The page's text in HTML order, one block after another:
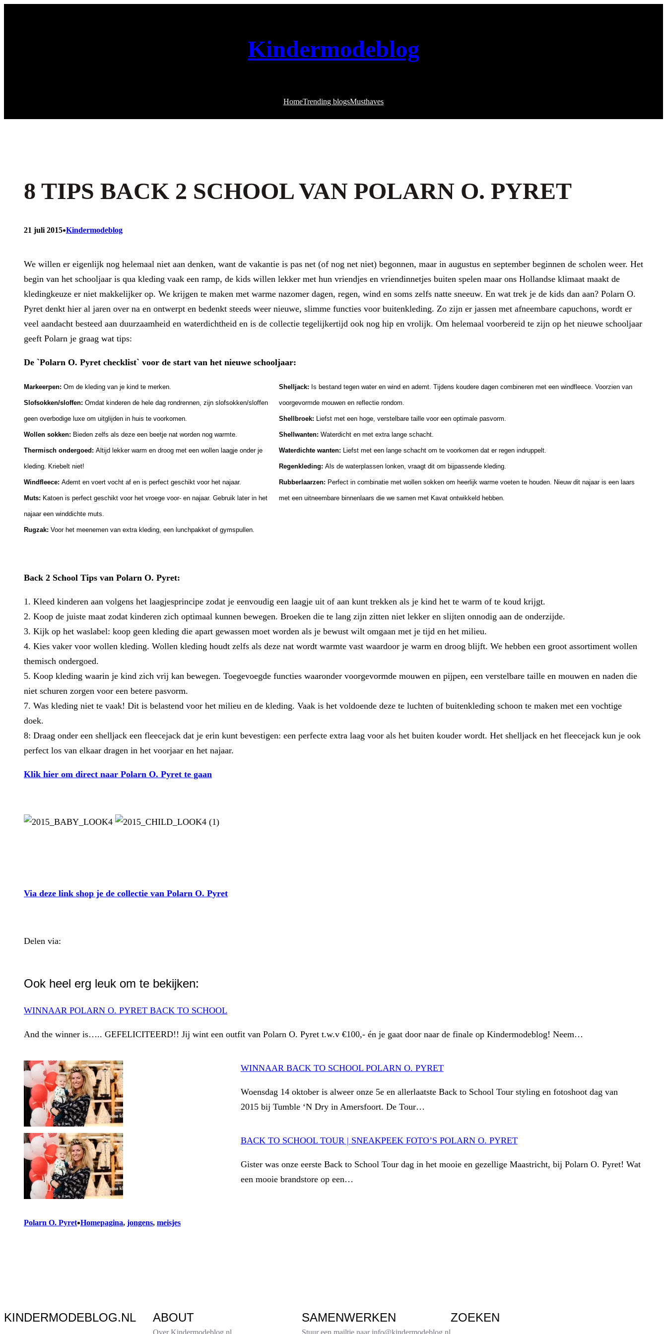
Kindermodeblog
HomeTrending blogsMusthaves
8 TIPS BACK 2 SCHOOL VAN POLARN O. PYRET
21 juli 2015•Kindermodeblog
We willen er eigenlijk nog helemaal niet aan denken, want de vakantie is pas net (of nog net niet) begonnen, maar in augustus en september beginnen de scholen weer. Het
begin van het schooljaar is qua kleding vaak een ramp, de kids willen lekker met hun vriendjes en vriendinnetjes buiten spelen maar ons Hollandse klimaat maakt de
kledingkeuze er niet makkelijker op. We krijgen te maken met warme nazomer dagen, regen, wind en soms zelfs natte sneeuw. En wat trek je de kids dan aan? Polarn O.
Pyret denkt hier al jaren over na en ontwerpt en bedenkt steeds weer nieuwe, slimme functies voor buitenkleding. Zo zijn er jassen met afneembare capuchons, wordt er
veel aandacht besteed aan duurzaamheid en waterdichtheid en is de collectie tegelijkertijd ook nog hip en vrolijk. Om helemaal voorbereid te zijn op het nieuwe schooljaar
geeft Polarn je graag wat tips:
De `Polarn O. Pyret checklist` voor de start van het nieuwe schooljaar:
Markeerpen: Om de kleding van je kind te merken.
Slofsokken/sloffen: Omdat kinderen de hele dag rondrennen, zijn slofsokken/sloffen
geen overbodige luxe om uitglijden in huis te voorkomen.
Wollen sokken: Bieden zelfs als deze een beetje nat worden nog warmte.
Thermisch ondergoed: Altijd lekker warm en droog met een wollen laagje onder je
kleding. Kriebelt niet!
Windfleece: Ademt en voert vocht af en is perfect geschikt voor het najaar.
Muts: Katoen is perfect geschikt voor het vroege voor- en najaar. Gebruik later in het
najaar een winddichte muts.
Rugzak: Voor het meenemen van extra kleding, een lunchpakket of gymspullen.
Shelljack: Is bestand tegen water en wind en ademt. Tijdens koudere dagen combineren met een windfleece. Voorzien van
voorgevormde mouwen en reflectie rondom.
Shellbroek: Liefst met een hoge, verstelbare taille voor een optimale pasvorm.
Shellwanten: Waterdicht en met extra lange schacht.
Waterdichte wanten: Liefst met een lange schacht om te voorkomen dat er regen indruppelt.
Regenkleding: Als de waterplassen lonken, vraagt dit om bijpassende kleding.
Rubberlaarzen: Perfect in combinatie met wollen sokken om heerlijk warme voeten te houden. Nieuw dit najaar is een laars
met een uitneembare binnenlaars die we samen met Kavat ontwikkeld hebben.
Back 2 School Tips van Polarn O. Pyret:
1. Kleed kinderen aan volgens het laagjesprincipe zodat je eenvoudig een laagje uit of aan kunt trekken als je kind het te warm of te koud krijgt.
2. Koop de juiste maat zodat kinderen zich optimaal kunnen bewegen. Broeken die te lang zijn zitten niet lekker en slijten onnodig aan de onderzijde.
3. Kijk op het waslabel: koop geen kleding die apart gewassen moet worden als je bewust wilt omgaan met je tijd en het milieu.
4. Kies vaker voor wollen kleding. Wollen kleding houdt zelfs als deze nat wordt warmte vast waardoor je warm en droog blijft. We hebben een groot assortiment wollen
themisch ondergoed.
5. Koop kleding waarin je kind zich vrij kan bewegen. Toegevoegde functies waaronder voorgevormde mouwen en pijpen, een verstelbare taille en mouwen en naden die
niet schuren zorgen voor een betere pasvorm.
7. Was kleding niet te vaak! Dit is belastend voor het milieu en de kleding. Vaak is het voldoende deze te luchten of buitenkleding schoon te maken met een vochtige
doek.
8: Draag onder een shelljack een fleecejack dat je erin kunt bevestigen: een perfecte extra laag voor als het buiten kouder wordt. Het shelljack en het fleecejack kun je ook
perfect los van elkaar dragen in het voorjaar en het najaar.
Klik hier om direct naar Polarn O. Pyret te gaan
Via deze link shop je de collectie van Polarn O. Pyret
Delen via:
Ook heel erg leuk om te bekijken:
WINNAAR POLARN O. PYRET BACK TO SCHOOL
And the winner is….. GEFELICITEERD!! Jij wint een outfit van Polarn O. Pyret t.w.v €100,- én je gaat door naar de finale op Kindermodeblog! Neem…
WINNAAR BACK TO SCHOOL POLARN O. PYRET
Woensdag 14 oktober is alweer onze 5e en allerlaatste Back to School Tour styling en fotoshoot dag van
2015 bij Tumble ‘N Dry in Amersfoort. De Tour…
BACK TO SCHOOL TOUR | SNEAKPEEK FOTO’S POLARN O. PYRET
Gister was onze eerste Back to School Tour dag in het mooie en gezellige Maastricht, bij Polarn O. Pyret! Wat
een mooie brandstore op een…
Polarn O. Pyret•Homepagina, jongens, meisjes
KINDERMODEBLOG.NL ABOUT
Over Kindermodeblog.nl
SAMENWERKEN
Stuur een mailtje naar info@kindermodeblog.nl
ZOEKEN